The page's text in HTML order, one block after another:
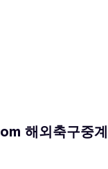
해외축구중